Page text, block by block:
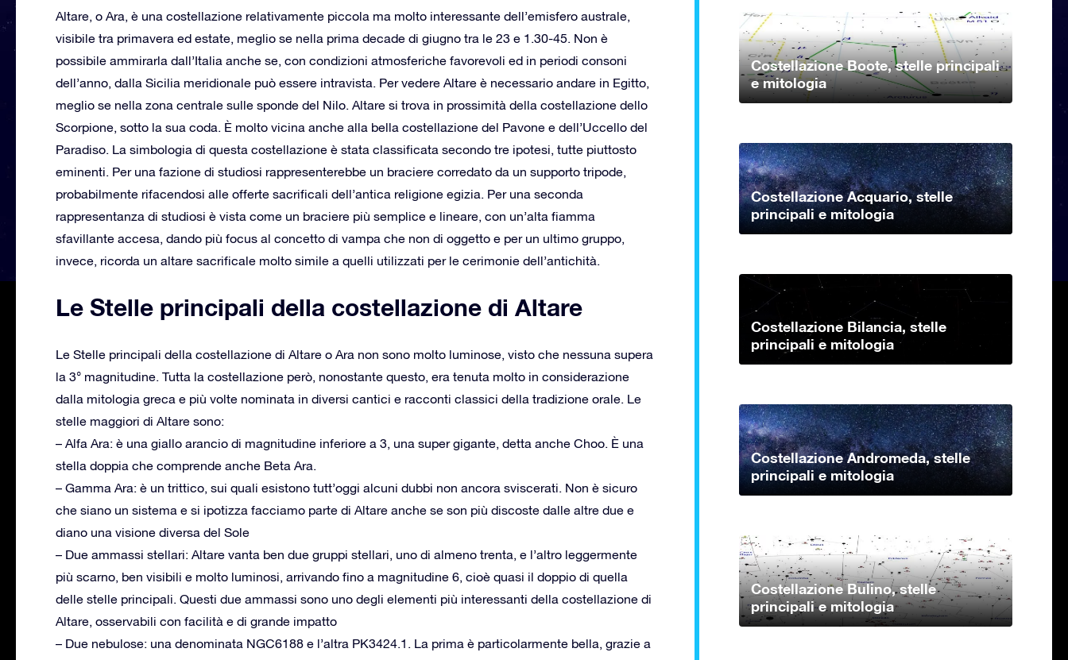
Altare, o Ara, è una costellazione relativamente piccola ma molto interessante dell’emisfero australe,
visibile tra primavera ed estate, meglio se nella prima decade di giugno tra le 23 e 1.30-45. Non è
possibile ammirarla dall’Italia anche se, con condizioni atmosferiche favorevoli ed in periodi consoni
dell’anno, dalla Sicilia meridionale può essere intravista. Per vedere Altare è necessario andare in Egitto,
meglio se nella zona centrale sulle sponde del Nilo. Altare si trova in prossimità della costellazione dello
Scorpione, sotto la sua coda. È molto vicina anche alla bella costellazione del Pavone e dell’Uccello del
Paradiso. La simbologia di questa costellazione è stata classificata secondo tre ipotesi, tutte piuttosto
eminenti. Per una fazione di studiosi rappresenterebbe un braciere corredato da un supporto tripode,
probabilmente rifacendosi alle offerte sacrificali dell’antica religione egizia. Per una seconda
rappresentanza di studiosi è vista come un braciere più semplice e lineare, con un’alta fiamma
sfavillante accesa, dando più focus al concetto di vampa che non di oggetto e per un ultimo gruppo,
invece, ricorda un altare sacrificale molto simile a quelli utilizzati per le cerimonie dell’antichità.
Le Stelle principali della costellazione di Altare
Le Stelle principali della costellazione di Altare o Ara non sono molto luminose, visto che nessuna supera
la 3° magnitudine. Tutta la costellazione però, nonostante questo, era tenuta molto in considerazione
dalla mitologia greca e più volte nominata in diversi cantici e racconti classici della tradizione orale. Le
stelle maggiori di Altare sono:
– Alfa Ara: è una giallo arancio di magnitudine inferiore a 3, una super gigante, detta anche Choo. È una
stella doppia che comprende anche Beta Ara.
– Gamma Ara: è un trittico, sui quali esistono tutt’oggi alcuni dubbi non ancora sviscerati. Non è sicuro
che siano un sistema e si ipotizza facciamo parte di Altare anche se son più discoste dalle altre due e
diano una visione diversa del Sole
– Due ammassi stellari: Altare vanta ben due gruppi stellari, uno di almeno trenta, e l’altro leggermente
più scarno, ben visibili e molto luminosi, arrivando fino a magnitudine 6, cioè quasi il doppio di quella
delle stelle principali. Questi due ammassi sono uno degli elementi più interessanti della costellazione di
Altare, osservabili con facilità e di grande impatto
– Due nebulose: una denominata NGC6188 e l’altra PK3424.1. La prima è particolarmente bella, grazie a
Costellazione Boote, stelle principali
e mitologia
Costellazione Acquario, stelle
principali e mitologia
Costellazione Bilancia, stelle
principali e mitologia
Costellazione Andromeda, stelle
principali e mitologia
Costellazione Bulino, stelle
principali e mitologia